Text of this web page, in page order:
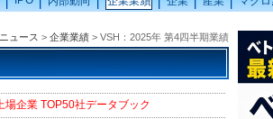
ュース > 企業業績 > VSH：2025年 第4四半期業績
場企業 TOP50社データブック